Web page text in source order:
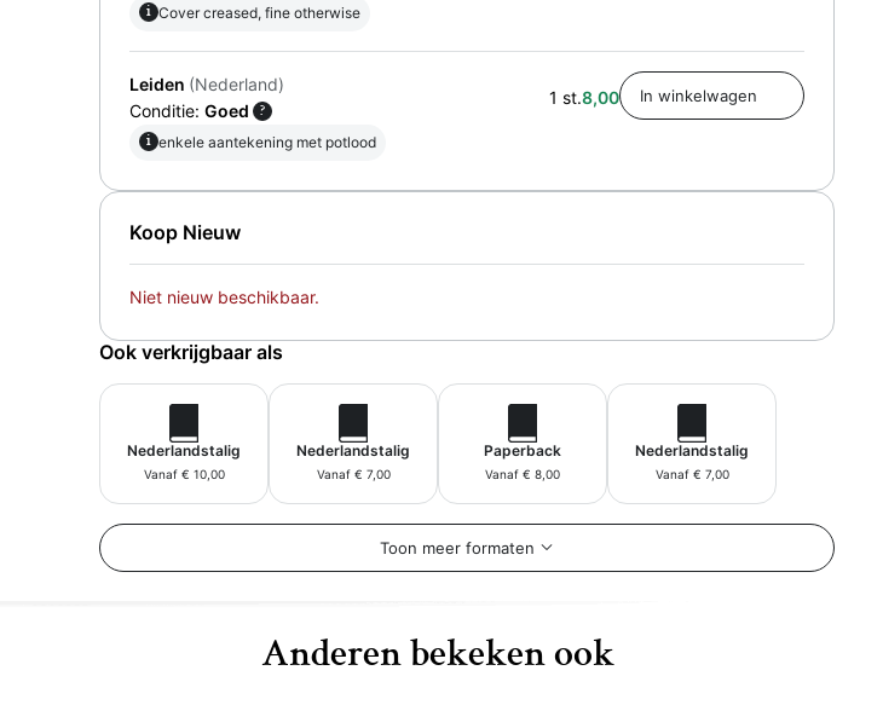
i Cover creased, fine otherwise
Leiden (Nederland)
Conditie: Goed ?
1 st.8,00
i enkele aantekening met potlood
Koop Nieuw
Niet nieuw beschikbaar.
Ook verkrijgbaar als
Nederlandstalig
Vanaf € 10,00
Nederlandstalig
Vanaf € 7,00
Paperback
Vanaf € 8,00
Nederlandstalig
Vanaf € 7,00
Toon meer formaten
Anderen bekeken ook